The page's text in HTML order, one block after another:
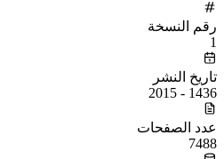
رقم النسخة
1
تاريخ النشر
1436 - 2015
عدد الصفحات
7488